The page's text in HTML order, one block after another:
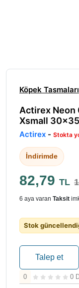
Köpek Tasmaları
Actirex Neon
Xsmall
Actirex - Stokta
İndirimde
82,79 TL
6 aya varan Taksit
Stok
Talep et
0 0